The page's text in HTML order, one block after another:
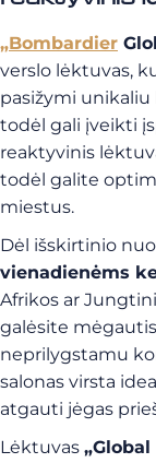
„Bombardier
verslo lėktuvas,
pasižymi
todėl gali įveikti
reaktyvinis
todėl galite
miestus.
Dėl išskirtinio
vienadienėms
Afrikos ar
galėsite
neprilygstamu
salonas virsta
atgauti jėgas
Lėktuvas „Global